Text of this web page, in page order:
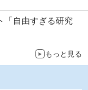
「自由すぎる研究
もっと見る